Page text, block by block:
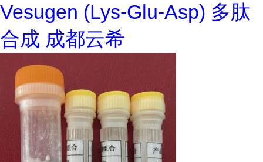
Vesugen (Lys-Glu-Asp) 多肽
合成 成都云希